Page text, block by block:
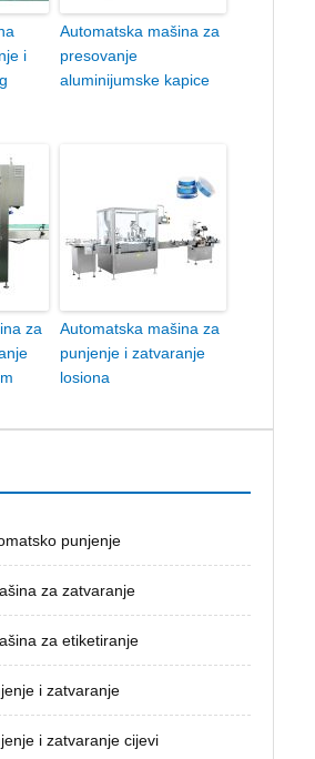
i
Automatska mašina za
presovanje
aluminijumske kapice
za
Automatska mašina za
punjenje i zatvaranje
losiona
punjenje
za zatvaranje
za etiketiranje
i zatvaranje
i zatvaranje cijevi